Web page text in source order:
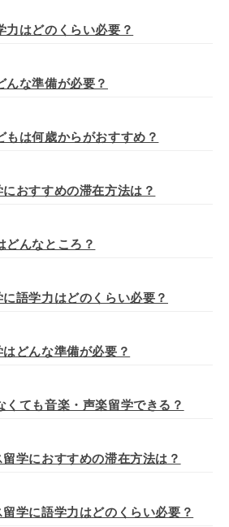
力はどのくらい必要？
んな準備が必要？
もは何歳からがおすすめ？
おすすめの滞在方法は？
どんなところ？
語学力はどのくらい必要？
どんな準備が必要？
くても音楽・声楽留学できる？
学におすすめの滞在方法は？
学に語学力はどのくらい必要？